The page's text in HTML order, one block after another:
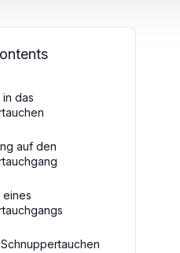
in das
auf den
eines